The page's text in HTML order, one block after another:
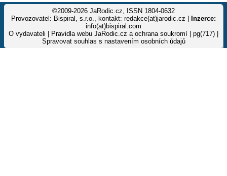
©2009-2026 JaRodic.cz, ISSN 1804-0632
Provozovatel: Bispiral, s.r.o., kontakt: redakce(at)jarodic.cz |
Inzerce:
info(at)bispiral.com
O vydavateli
Pravidla webu JaRodic.cz a ochrana soukromí | pg(717) |
Spravovat souhlas s nastavením osobních údajů